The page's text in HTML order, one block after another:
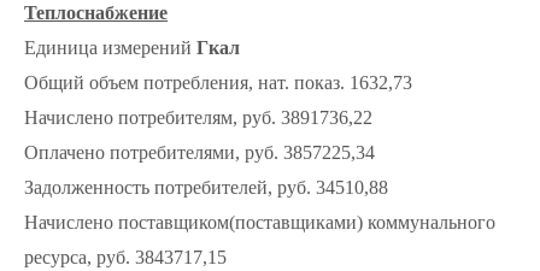
Теплоснабжение
Единица измерений Гкал
Общий объем потребления, нат. показ. 1632,73
Начислено потребителям, руб. 3891736,22
Оплачено потребителями, руб. 3857225,34
Задолженность потребителей, руб. 34510,88
Начислено поставщиком(поставщиками) коммунального
ресурса, руб. 3843717,15